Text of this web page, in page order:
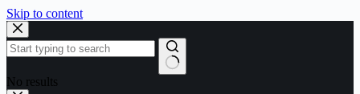
Skip to content
No results